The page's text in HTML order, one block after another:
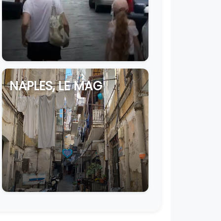
NAPLES, LE MAG